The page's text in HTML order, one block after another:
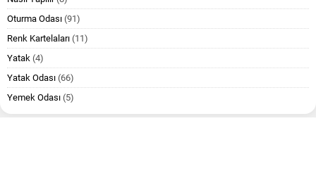
Oturma Odası (91)
Renk Kartelaları (11)
Yatak (4)
Yatak Odası (66)
Yemek Odası (5)